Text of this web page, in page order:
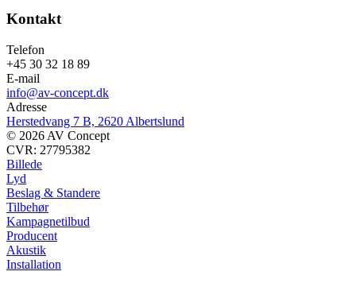
Kontakt
Telefon
+45 30 32 18 89
E-mail
info@av-concept.dk
Adresse
Herstedvang 7 B, 2620 Albertslund
© 2026 AV Concept
CVR: 27795382
Billede
Lyd
Beslag & Standere
Tilbehør
Kampagnetilbud
Producent
Akustik
Installation